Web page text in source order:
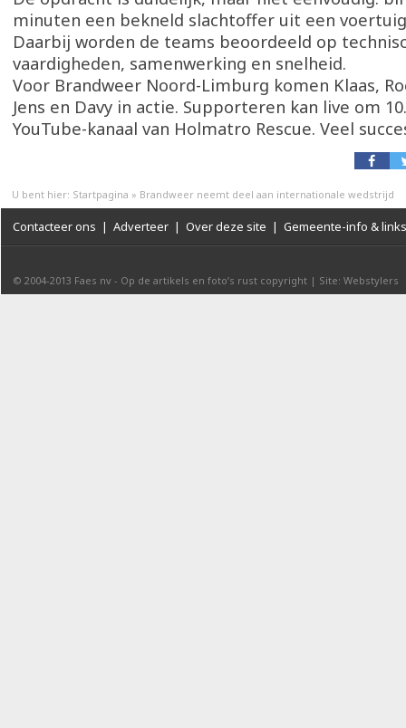
minuten een bekneld slachtoffer uit een
Daarbij worden de teams beoordeeld op
vaardigheden, samenwerking en snelheid.
Voor Brandweer Noord-Limburg komen Klaas,
Jens en Davy in actie. Supporteren kan live om
YouTube-kanaal van Holmatro Rescue. Veel
U bent hier: Startpagina » Brandweer neemt deel aan internationale wedstrijd
Contacteer ons | Adverteer | Over deze site | Gemeente-info & links
© 2004-2013 Faes nv - Op de artikels en foto’s rust copyright | Site: Webstylers